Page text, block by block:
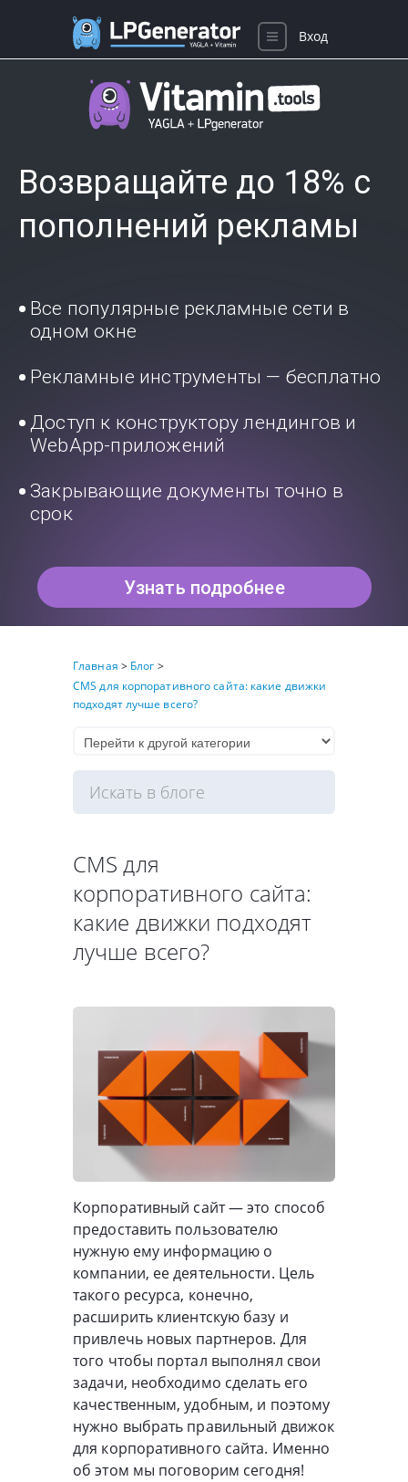
Возвращайте до 18% с
пополнений рекламы
Все популярные рекламные сети в
одном окне
Рекламные инструменты — бесплатно
Доступ к конструктору лендингов и
WebApp-приложений
Закрывающие документы точно в
срок
Узнать подробнее
Главная > Блог >
CMS для корпоративного сайта: какие движки
подходят лучше всего?
CMS для
корпоративного сайта:
какие движки подходят
лучше всего?
Корпоративный сайт — это способ
предоставить пользователю
нужную ему информацию о
компании, ее деятельности. Цель
такого ресурса, конечно,
расширить клиентскую базу и
привлечь новых партнеров. Для
того чтобы портал выполнял свои
задачи, необходимо сделать его
качественным, удобным, и поэтому
нужно выбрать правильный движок
для корпоративного сайта. Именно
об этом мы поговорим сегодня!
Вход